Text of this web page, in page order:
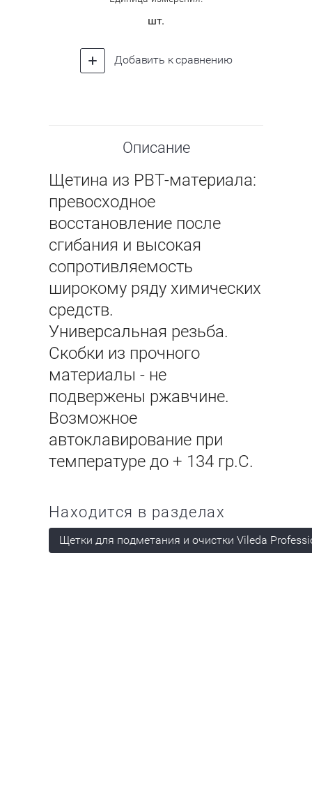
шт.
Добавить к сравнению
Описание
Щетина из PBT-материала:
превосходное
восстановление после
сгибания и высокая
сопротивляемость
широкому ряду химических
средств.
Универсальная резьба.
Скобки из прочного
материалы - не
подвержены ржавчине.
Возможное
автоклавирование при
температуре до + 134 гр.С.
Находится в разделах
Щетки для подметания и очистки Vileda